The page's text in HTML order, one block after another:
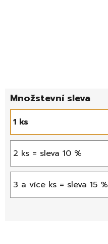
1 ks
2 ks = sleva 10 %
3 a více ks = sleva 15 %